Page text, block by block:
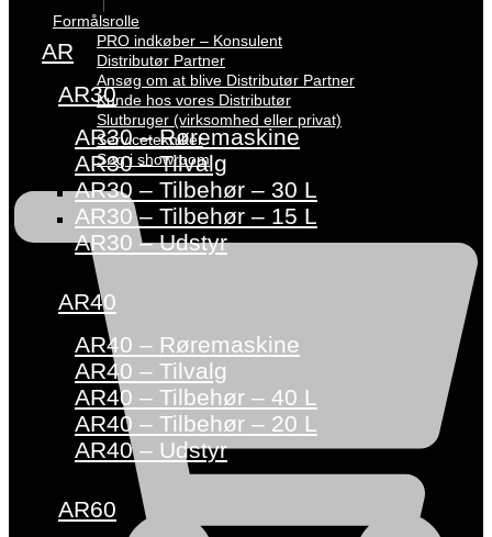
Formålsrolle
PRO indkøber – Konsulent
Distributør Partner
Ansøg om at blive Distributør Partner
Kunde hos vores Distributør
Slutbruger (virksomhed eller privat)
Servicetekniker
Søg i showroom
AR
AR30
AR30 – Røremaskine
AR30 – Tilvalg
AR30 – Tilbehør – 30 L
AR30 – Tilbehør – 15 L
AR30 – Udstyr
AR40
AR40 – Røremaskine
AR40 – Tilvalg
AR40 – Tilbehør – 40 L
AR40 – Tilbehør – 20 L
AR40 – Udstyr
AR60